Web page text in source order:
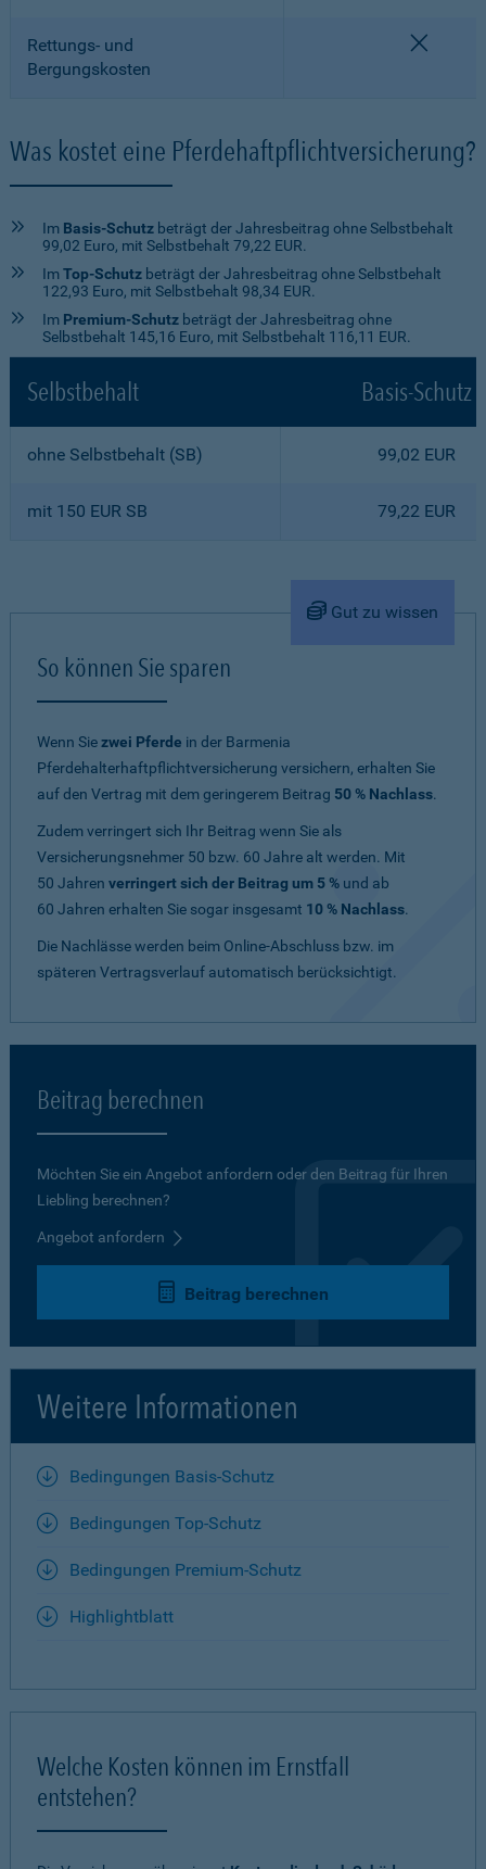
Rettungs- und
Bergungskosten
Was kostet eine Pferdehaftpflichtversicherung?
Im Basis-Schutz beträgt der Jahresbeitrag ohne Selbstbehalt
99,02 Euro, mit Selbstbehalt 79,22 EUR.
ImTop-Schutz beträgt der Jahresbeitrag ohne Selbstbehalt
122,93 Euro, mit Selbstbehalt 98,34 EUR.
Im Premium-Schutz beträgt der Jahresbeitrag ohne
Selbstbehalt 145,16 Euro, mit Selbstbehalt 116,11 EUR.
Selbstbehalt Basis-Schutz
ohne Selbstbehalt (SB) 99,02 EUR
mit 150 EUR SB 79,22 EUR
Gut zu wissen
So können Sie sparen
Wenn Siezwei Pferde in der Barmenia
Pferdehalterhaftpflichtversicherung versichern, erhalten Sie
auf den Vertrag mit dem geringerem Beitrag 50 % Nachlass.
Zudem verringert sich Ihr Beitrag wenn Sie als
Versicherungsnehmer 50 bzw. 60 Jahre alt werden. Mit
50 Jahren verringert sich der Beitrag um 5 % und ab
60 Jahren erhalten Sie sogar insgesamt 10 % Nachlass.
Die Nachlässe werden beim Online-Abschluss bzw. im
späteren Vertragsverlauf automatisch berücksichtigt.
Beitrag berechnen
Möchten Sie ein Angebot anfordern oder den Beitrag für Ihren
Liebling berechnen?
Angebot anfordern
Beitrag berechnen
Weitere Informationen
Bedingungen Basis-Schutz
Bedingungen Top-Schutz
Bedingungen Premium-Schutz
Highlightblatt
Welche Kosten können im Ernstfall
entstehen?